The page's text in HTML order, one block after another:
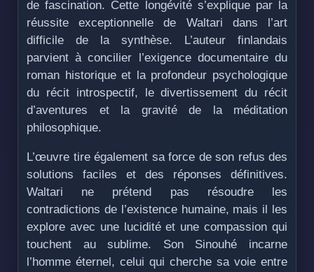
de fascination. Cette longévité s’explique par la
réussite exceptionnelle de Waltari dans l’art
difficile de la synthèse. L’auteur finlandais
parvient à concilier l’exigence documentaire du
roman historique et la profondeur psychologique
du récit introspectif, le divertissement du récit
d’aventures et la gravité de la méditation
philosophique.
L’œuvre tire également sa force de son refus des
solutions faciles et des réponses définitives.
Waltari ne prétend pas résoudre les
contradictions de l’existence humaine, mais il les
explore avec une lucidité et une compassion qui
touchent au sublime. Son Sinouhé incarne
l’homme éternel, celui qui cherche sa voie entre